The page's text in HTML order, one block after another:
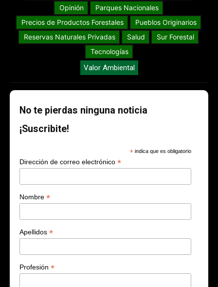
Opinión
Parques Nacionales
Precios de Productos Forestales
Pueblos Originarios
Reservas Naturales Privadas
Salud
Sur Forestal
Tecnologías
Valor Ambiental
No te pierdas ninguna noticia
¡Suscribite!
* indica que es obligatorio
Dirección de correo electrónico *
Nombre *
Apellidos *
Profesión *